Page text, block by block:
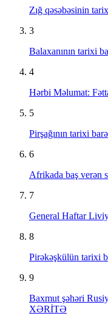
Zığ qəsəbəsinin
3
Balaxanının tarixi
4
Hərbi Məlumat:
5
Pirşağının tarixi
6
Afrikada baş verən
7
General Haftar
8
Pirəkəşkülün tarixi
9
Baxmut şəhəri
XƏRİTƏ